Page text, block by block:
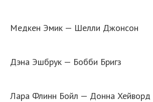
Медкен Эмик — Шелли Джонсон
Дэна Эшбрук — Бобби Бригз
Лара Флинн Бойл — Донна Хейворд